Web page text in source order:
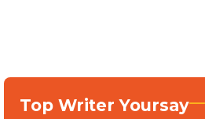
Top Writer Yoursay